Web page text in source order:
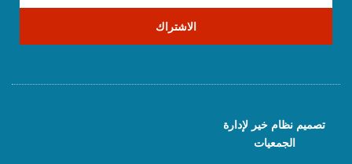
الاشتراك
تصميم نظام خير لإدارة
الجمعيات